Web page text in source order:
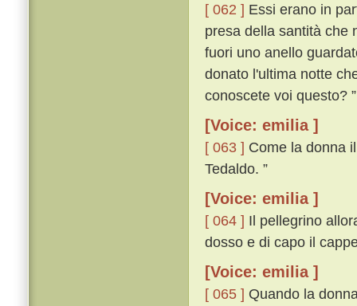
[ 062 ] Essi erano in
presa della santità che
fuori uno anello
donato l'ultima notte
conoscete voi questo? ”
[Voice: emilia ]
[ 063 ] Come la donna
Tedaldo. ”
[Voice: emilia ]
[ 064 ] Il pellegrino
dosso e di capo il
[Voice: emilia ]
[ 065 ] Quando la